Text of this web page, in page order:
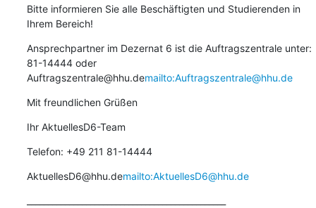
Bitte informieren Sie alle Beschäftigten und Studierenden in
Ihrem Bereich!
Ansprechpartner im Dezernat 6 ist die Auftragszentrale unter:
81-14444 oder
Auftragszentrale@hhu.demailto:Auftragszentrale@hhu.de
Mit freundlichen Grüßen
Ihr AktuellesD6-Team
Telefon: +49 211 81-14444
AktuellesD6@hhu.demailto:AktuellesD6@hhu.de